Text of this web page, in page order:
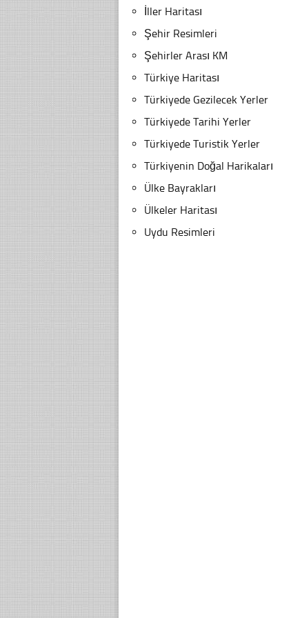
İller Haritası
Şehir Resimleri
Şehirler Arası KM
Türkiye Haritası
Türkiyede Gezilecek Yerler
Türkiyede Tarihi Yerler
Türkiyede Turistik Yerler
Türkiyenin Doğal Harikaları
Ülke Bayrakları
Ülkeler Haritası
Uydu Resimleri